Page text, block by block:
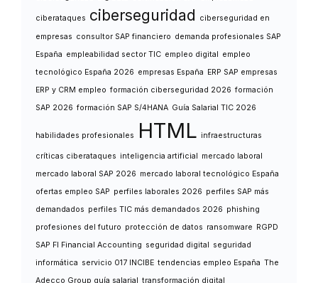
ciberataques ciberseguridad
ciberseguridad en
empresas consultor SAP financiero demanda profesionales SAP
España empleabilidad sector TIC empleo digital
empleo
tecnológico España 2026 empresas España
ERP SAP empresas
ERP y CRM empleo formación ciberseguridad 2026 formación
SAP 2026 formación SAP S/4HANA Guía Salarial TIC 2026
habilidades profesionales HTML infraestructuras
críticas ciberataques inteligencia artificial
mercado laboral
mercado laboral SAP 2026 mercado laboral tecnológico España
ofertas empleo SAP perfiles laborales 2026 perfiles SAP más
demandados perfiles TIC más demandados 2026 phishing
profesiones del futuro protección de datos ransomware
RGPD
SAP FI Financial Accounting seguridad digital
seguridad
informática servicio 017 INCIBE tendencias empleo España The
Adecco Group guía salarial
transformación digital